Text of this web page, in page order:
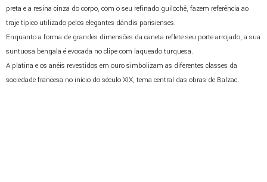
preta e a resina cinza do corpo, com o seu refinado guilochê, fazem referência ao
traje típico utilizado pelos elegantes dândis parisienses.
Enquanto a forma de grandes dimensões da caneta reflete seu porte arrojado, a sua
suntuosa bengala é evocada no clipe com laqueado turquesa.
A platina e os anéis revestidos em ouro simbolizam as diferentes classes da
sociedade francesa no início do século XIX, tema central das obras de Balzac.